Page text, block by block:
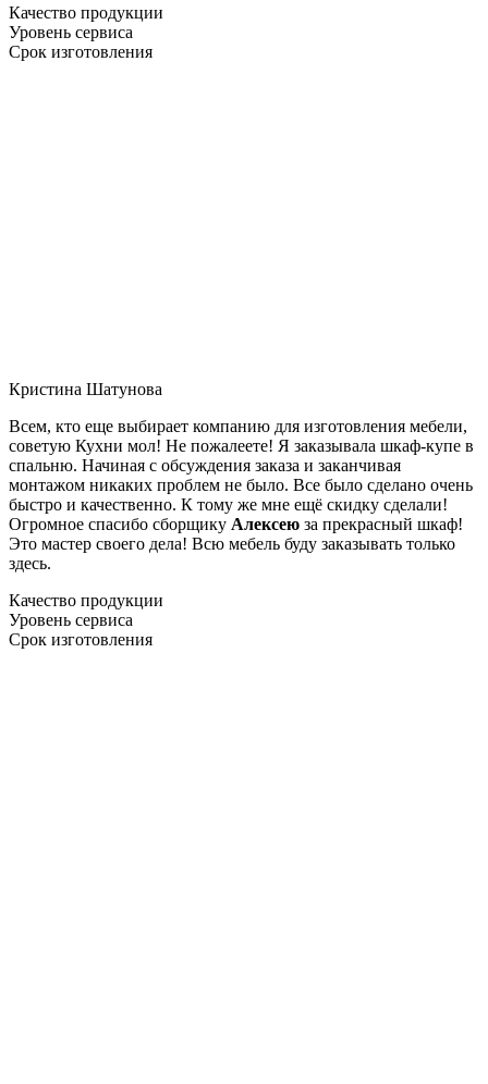
Качество продукции
Уровень сервиса
Срок изготовления
Кристина Шатунова
Всем, кто еще выбирает компанию для изготовления мебели,
советую Кухни мол! Не пожалеете! Я заказывала шкаф-купе в
спальню. Начиная с обсуждения заказа и заканчивая
монтажом никаких проблем не было. Все было сделано очень
быстро и качественно. К тому же мне ещё скидку сделали!
Огромное спасибо сборщику Алексею за прекрасный шкаф!
Это мастер своего дела! Всю мебель буду заказывать только
здесь.
Качество продукции
Уровень сервиса
Срок изготовления